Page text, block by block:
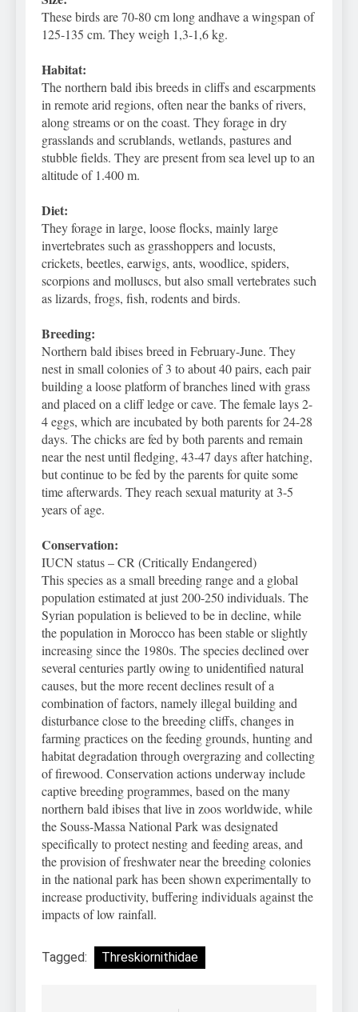
These birds are 70-80 cm long andhave a wingspan of
125-135 cm. They weigh 1,3-1,6 kg.
Habitat:
The northern bald ibis breeds in cliffs and escarpments
in remote arid regions, often near the banks of rivers,
along streams or on the coast. They forage in dry
grasslands and scrublands, wetlands, pastures and
stubble fields. They are present from sea level up to an
altitude of 1.400 m.
Diet:
They forage in large, loose flocks, mainly large
invertebrates such as grasshoppers and locusts,
crickets, beetles, earwigs, ants, woodlice, spiders,
scorpions and molluscs, but also small vertebrates such
as lizards, frogs, fish, rodents and birds.
Breeding:
Northern bald ibises breed in February-June. They
nest in small colonies of 3 to about 40 pairs, each pair
building a loose platform of branches lined with grass
and placed on a cliff ledge or cave. The female lays 2-
4 eggs, which are incubated by both parents for 24-28
days. The chicks are fed by both parents and remain
near the nest until fledging, 43-47 days after hatching,
but continue to be fed by the parents for quite some
time afterwards. They reach sexual maturity at 3-5
years of age.
Conservation:
IUCN status – CR (Critically Endangered)
This species as a small breeding range and a global
population estimated at just 200-250 individuals. The
Syrian population is believed to be in decline, while
the population in Morocco has been stable or slightly
increasing since the 1980s. The species declined over
several centuries partly owing to unidentified natural
causes, but the more recent declines result of a
combination of factors, namely illegal building and
disturbance close to the breeding cliffs, changes in
farming practices on the feeding grounds, hunting and
habitat degradation through overgrazing and collecting
of firewood. Conservation actions underway include
captive breeding programmes, based on the many
northern bald ibises that live in zoos worldwide, while
the Souss-Massa National Park was designated
specifically to protect nesting and feeding areas, and
the provision of freshwater near the breeding colonies
in the national park has been shown experimentally to
increase productivity, buffering individuals against the
impacts of low rainfall.
Tagged: Threskiornithidae